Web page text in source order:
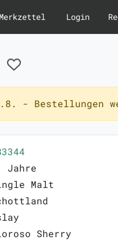
Merkzettel Login
- Bestellungen
Jahre
Malt
Sherry